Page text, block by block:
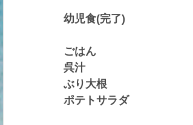
幼児食(完了)
ごはん
呉汁
ぶり大根
ポテトサラダ